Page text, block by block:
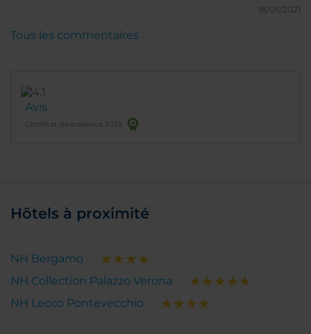
18/05/2021
Avis
Certificat d’excellence 2025
Tous les commentaires
Hôtels à proximité
NH Bergamo
NH Collection Palazzo Verona
NH Lecco Pontevecchio